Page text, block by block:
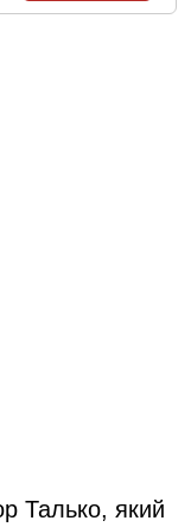
Талько, який